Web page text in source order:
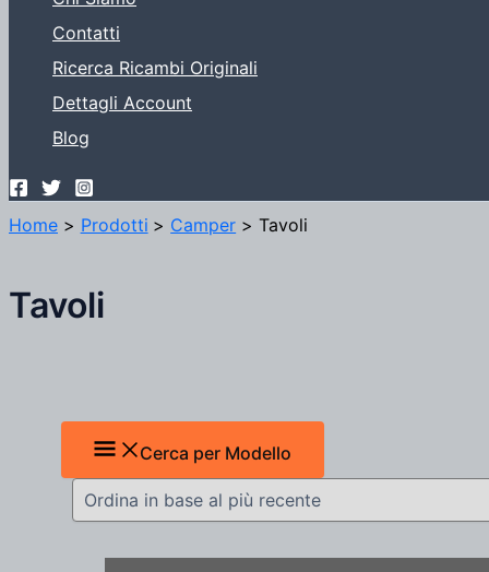
Contatti
Ricerca Ricambi Originali
Dettagli Account
Blog
Home Prodotti Camper Tavoli
Tavoli
Cerca per Modello